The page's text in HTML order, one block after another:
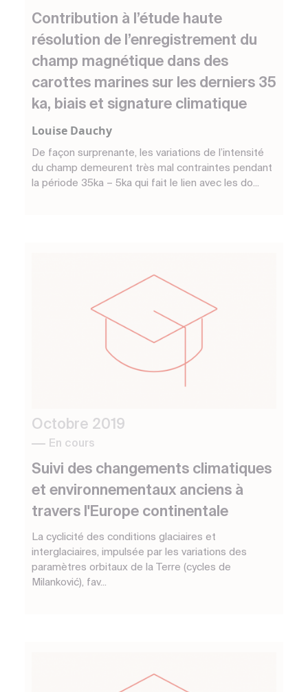
Contribution à l’étude haute
résolution de l’enregistrement du
champ magnétique dans des
carottes marines sur les derniers 35
ka, biais et signature climatique
Louise Dauchy
De façon surprenante, les variations de l’intensité
du champ demeurent très mal contraintes pendant
la période 35ka – 5ka qui fait le lien avec les do...
Octobre 2019
En cours
Suivi des changements climatiques
et environnementaux anciens à
travers l'Europe continentale
La cyclicité des conditions glaciaires et
interglaciaires, impulsée par les variations des
paramètres orbitaux de la Terre (cycles de
Milanković), fav...